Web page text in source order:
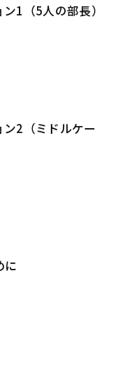
1（5人の部長）
2（ミドルケー
に